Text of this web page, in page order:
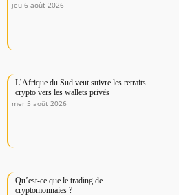
jeu 6 août 2026
L’Afrique du Sud veut suivre les retraits
crypto vers les wallets privés
mer 5 août 2026
Qu’est-ce que le trading de
cryptomonnaies ?